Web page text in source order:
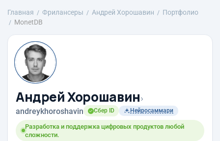
Главная Фрилансеры Андрей Хорошавин
Портфолио
MonetDB
Андрей Хорошавин›
andreykhoroshavin Сбер ID Нейросаммари
Разработка и поддержка цифровых продуктов любой
сложности.